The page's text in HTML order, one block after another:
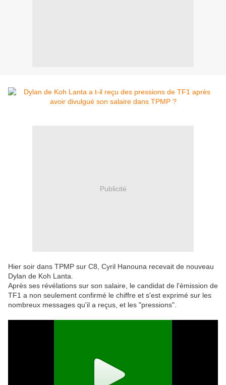
Publicité
Hier soir dans TPMP sur C8, Cyril Hanouna recevait de nouveau
Dylan de Koh Lanta.
Après ses révélations sur son salaire, le candidat de l'émission de
TF1 a non seulement confirmé le chiffre et s'est exprimé sur les
nombreux messages qu'il a reçus, et les "pressions".